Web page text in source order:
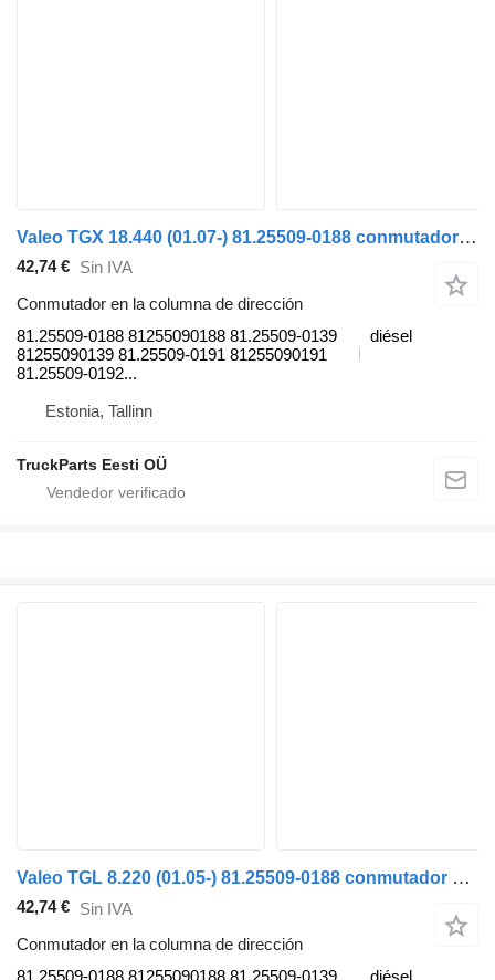
Valeo TGX 18.440 (01.07-) 81.25509-0188 conmutador en la columna de dirección para MAN TGL, TGM, TGS, TGX (2005-2021) cabeza tractora
42,74 € Sin IVA
Conmutador en la columna de dirección
81.25509-0188 81255090188 81.25509-0139
81255090139 81.25509-0191 81255090191
81.25509-0192...
diésel
Estonia, Tallinn
TruckParts Eesti OÜ
Valeo TGL 8.220 (01.05-) 81.25509-0188 conmutador en la columna de dirección para MAN TGL, TGM, TGS, TGX (2005-2021) cabeza tractora
42,74 € Sin IVA
Conmutador en la columna de dirección